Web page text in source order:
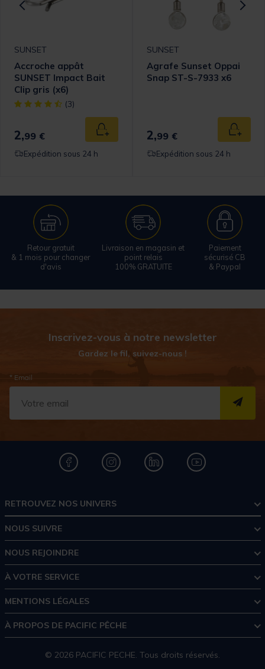
panier
SUNSET
Accroche appât
SUNSET Impact Bait
Clip gris (x6)
[object Object] out of 5 Customer Rating
(3)
2,99 € Ajouter au panier
Expédition sous 24 h
SUNSET
Agrafe Sunset Oppai
Snap ST-S-7933 x6
2,99 €
Expédition sous 24 h
Retour gratuit
& 1 mois pour changer
d'avis
Livraison en magasin et
point relais
100% GRATUITE
Paiement
sécurisé CB
& Paypal
Inscrivez-vous à notre newsletter
Gardez le fil, suivez-nous !
* Email
RETROUVEZ NOS UNIVERS
NOUS SUIVRE
NOUS REJOINDRE
À VOTRE SERVICE
MENTIONS LÉGALES
À PROPOS DE PACIFIC PÊCHE
© 2026 PACIFIC PECHE. Tous droits réservés.